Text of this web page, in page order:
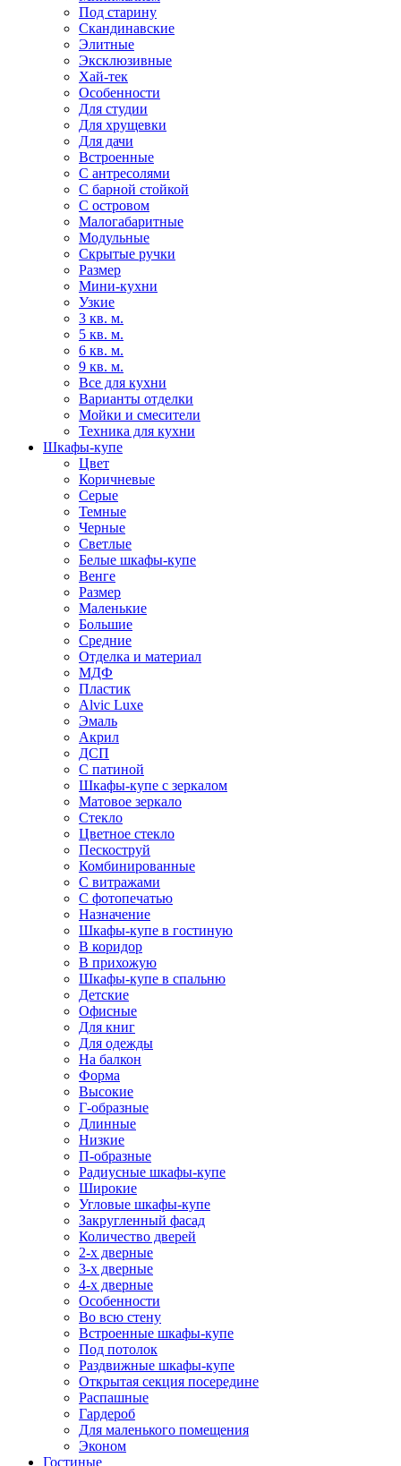
Под старину
Скандинавские
Элитные
Эксклюзивные
Хай-тек
Особенности
Для студии
Для хрущевки
Для дачи
Встроенные
С антресолями
С барной стойкой
С островом
Малогабаритные
Модульные
Скрытые ручки
Размер
Мини-кухни
Узкие
3 кв. м.
5 кв. м.
6 кв. м.
9 кв. м.
Все для кухни
Варианты отделки
Мойки и смесители
Техника для кухни
Шкафы-купе
Цвет
Коричневые
Серые
Темные
Черные
Светлые
Белые шкафы-купе
Венге
Размер
Маленькие
Большие
Средние
Отделка и материал
МДФ
Пластик
Alvic Luxe
Эмаль
Акрил
ДСП
С патиной
Шкафы-купе с зеркалом
Матовое зеркало
Стекло
Цветное стекло
Пескоструй
Комбинированные
С витражами
С фотопечатью
Назначение
Шкафы-купе в гостиную
В коридор
В прихожую
Шкафы-купе в спальню
Детские
Офисные
Для книг
Для одежды
На балкон
Форма
Высокие
Г-образные
Длинные
Низкие
П-образные
Радиусные шкафы-купе
Широкие
Угловые шкафы-купе
Закругленный фасад
Количество дверей
2-х дверные
3-х дверные
4-х дверные
Особенности
Во всю стену
Встроенные шкафы-купе
Под потолок
Раздвижные шкафы-купе
Открытая секция посередине
Распашные
Гардероб
Для маленького помещения
Эконом
Гостиные